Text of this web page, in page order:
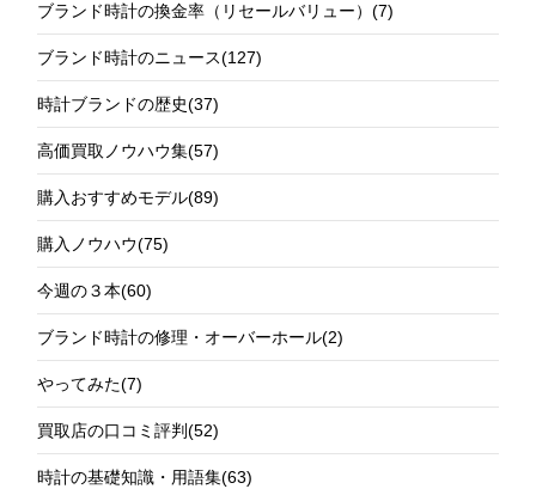
ブランド時計の換金率（リセールバリュー）(7)
ブランド時計のニュース(127)
時計ブランドの歴史(37)
高価買取ノウハウ集(57)
購入おすすめモデル(89)
購入ノウハウ(75)
今週の３本(60)
ブランド時計の修理・オーバーホール(2)
やってみた(7)
買取店の口コミ評判(52)
時計の基礎知識・用語集(63)